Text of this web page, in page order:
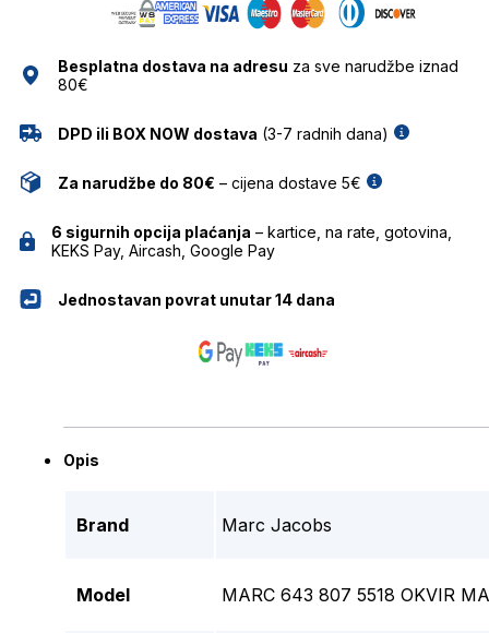
Besplatna dostava na adresu za sve narudžbe iznad
80€
DPD ili BOX NOW dostava (3-7 radnih dana)
Za narudžbe do 80€ – cijena dostave 5€
6 sigurnih opcija plaćanja – kartice, na rate, gotovina,
KEKS Pay, Aircash, Google Pay
Jednostavan povrat unutar 14 dana
Opis
Brand Marc Jacobs
Model MARC 643 807 5518 OKVIR